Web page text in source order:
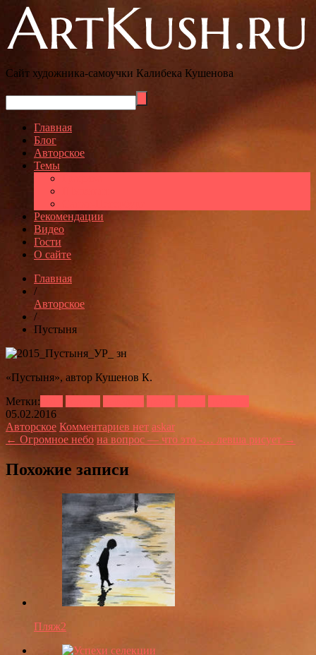
Сайт художника-самоучки Калибека Кушенова
Главная
Блог
Авторское
Темы
Рекомендации
Видео
Гости
О сайте
Главная
/
Авторское
/
Пустыня
«Пустыня», автор Кушенов К.
Метки:
05.02.2016
Авторское Комментариев нет askar
← Огромное небо на вопрос — что это -… левша рисует →
Похожие записи
Пляж2